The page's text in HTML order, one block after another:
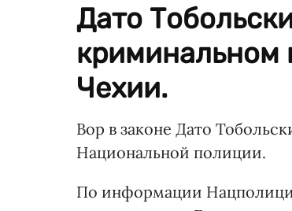
Дато
криминальном
Чехии.
Вор в законе Дато
Национальной полиции.
По информации